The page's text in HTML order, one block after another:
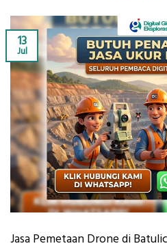
13
Jul
Jasa Pemetaan Drone di